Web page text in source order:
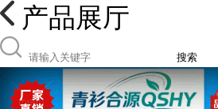
产品展厅
搜索